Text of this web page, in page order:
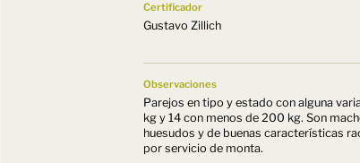
Certificador
Gustavo Zillich
Observaciones
Parejos en tipo y estado con alguna
kg y 14 con menos de 200 kg. Son
huesudos y de buenas características
por servicio de monta.